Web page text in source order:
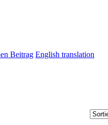
English translation